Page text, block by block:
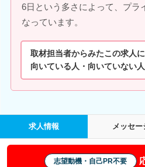
6日という多さによって、プラ
なっています。
取材担当者からみたこの求人に
向いている人・向いていない
求人情報 メッセー
志望動機・自己PR不要